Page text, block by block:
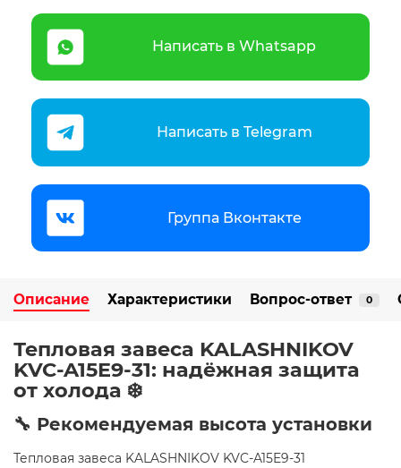
Написать в Whatsapp
Написать в Telegram
Группа Вконтакте
Описание Характеристики Вопрос-ответ 0
Тепловая завеса KALASHNIKOV
KVC-A15E9-31: надёжная защита
от холода ❄️
🔧 Рекомендуемая высота установки
Тепловая завеса KALASHNIKOV KVC-A15E9-31